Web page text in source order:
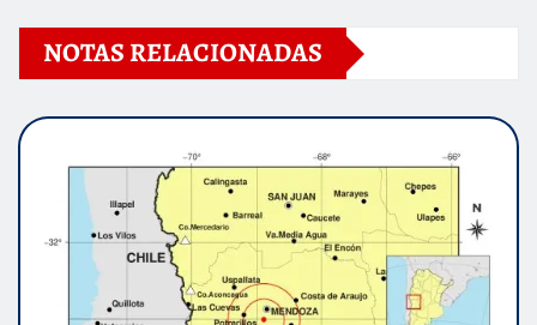
NOTAS RELACIONADAS